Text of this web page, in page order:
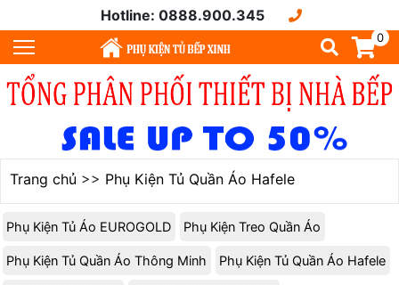
Hotline: 0888.900.345
0
Trang chủ >> Phụ Kiện Tủ Quần Áo Hafele
Phụ Kiện Tủ Áo EUROGOLD Phụ Kiện Treo Quần Áo
Phụ Kiện Tủ Quần Áo Thông Minh Phụ Kiện Tủ Quần Áo Hafele